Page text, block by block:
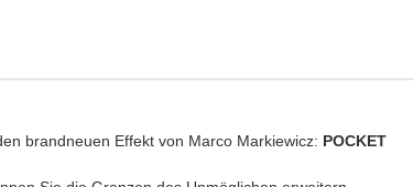
brandneuen Effekt von Marco Markiewicz: POCKET